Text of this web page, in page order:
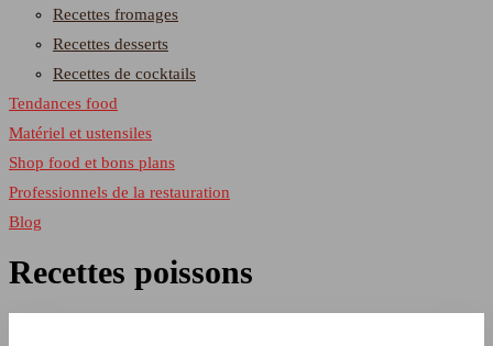
Recettes fromages
Recettes desserts
Recettes de cocktails
Tendances food
Matériel et ustensiles
Shop food et bons plans
Professionnels de la restauration
Blog
Recettes poissons